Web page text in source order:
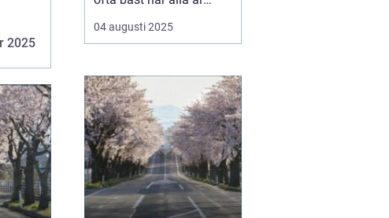
2025
engagerade i aktiviteter
som både utmanar och
familjesemester ger
mö...
04 augusti 2025